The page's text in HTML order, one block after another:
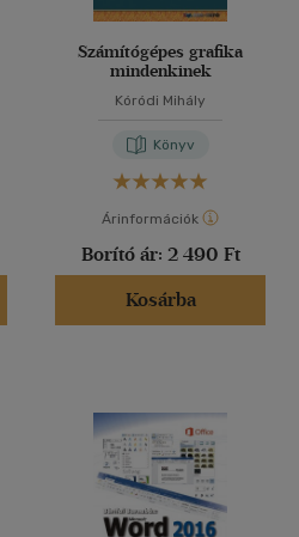
Számítógépes grafika
mindenkinek
Kóródi Mihály
Könyv
Árinformációk
Borító ár: 2 490 Ft
Kosárba